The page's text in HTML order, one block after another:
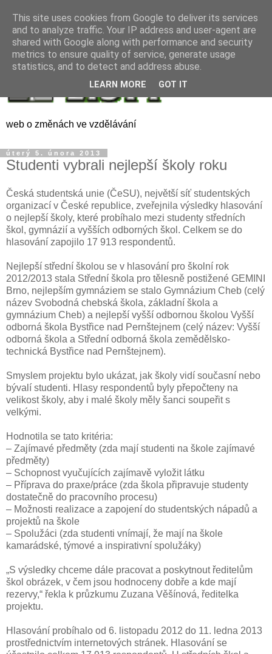
web o změnách ve vzdělávání
úterý 5. února 2013
Studenti vybrali nejlepší školy roku
Česká studentská unie (ČeSU), největší síť studentských
organizací v České republice, zveřejnila výsledky hlasování
o nejlepší školy, které probíhalo mezi studenty středních
škol, gymnázií a vyšších odborných škol. Celkem se do
hlasování zapojilo 17 913 respondentů.
Nejlepší střední školou se v hlasování pro školní rok
2012/2013 stala Střední škola pro tělesně postižené GEMINI
Brno, nejlepším gymnáziem se stalo Gymnázium Cheb (celý
název Svobodná chebská škola, základní škola a
gymnázium Cheb) a nejlepší vyšší odbornou školou Vyšší
odborná škola Bystřice nad Pernštejnem (celý název: Vyšší
odborná škola a Střední odborná škola zemědělsko-
technická Bystřice nad Pernštejnem).
Smyslem projektu bylo ukázat, jak školy vidí současní nebo
bývalí studenti. Hlasy respondentů byly přepočteny na
velikost školy, aby i malé školy měly šanci soupeřit s
velkými.
Hodnotila se tato kritéria:
– Zajímavé předměty (zda mají studenti na škole zajímavé
předměty)
– Schopnost vyučujících zajímavě vyložit látku
– Příprava do praxe/práce (zda škola připravuje studenty
dostatečně do pracovního procesu)
– Možnosti realizace a zapojení do studentských nápadů a
projektů na škole
– Spolužáci (zda studenti vnímají, že mají na škole
kamarádské, týmové a inspirativní spolužáky)
„S výsledky chceme dále pracovat a poskytnout ředitelům
škol obrázek, v čem jsou hodnoceny dobře a kde mají
rezervy,“ řekla k průzkumu Zuzana Věšínová, ředitelka
projektu.
Hlasování probíhalo od 6. listopadu 2012 do 11. ledna 2013
prostřednictvím internetových stránek. Hlasování se
This site uses cookies from Google to deliver its services
and to analyze traffic. Your IP address and user-agent are
shared with Google along with performance and security
metrics to ensure quality of service, generate usage
statistics, and to detect and address abuse.
LEARN MORE GOT IT